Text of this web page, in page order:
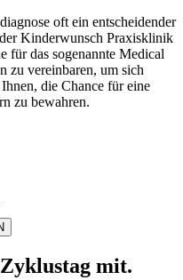
oft ein entscheidender
Kinderwunsch Praxisklinik
für das sogenannte Medical
zu vereinbaren, um sich
die Chance für eine
zu bewahren.
mit.